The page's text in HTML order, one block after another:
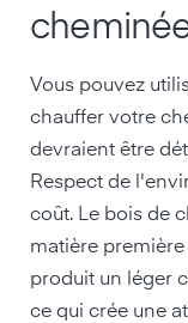
Vous pouvez
chauffer votre
devraient être
Respect de
coût. Le bois de
matière
produit un léger
ce qui crée une